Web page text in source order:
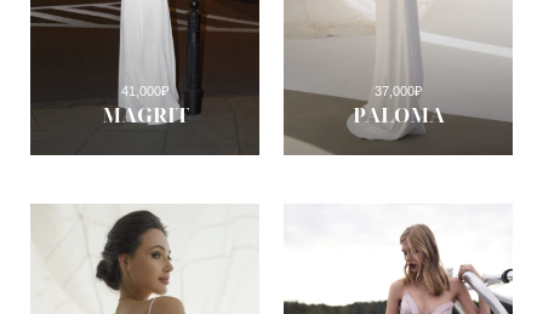
MAGRIT
41,000₽
PALOMA
37,000₽